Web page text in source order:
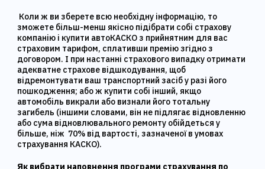
Коли ж ви зберете всю необхідну інформацію, то
зможете більш-менш якісно підібрати собі страхову
компанію і купити автоКАСКО з прийнятним для вас
страховим тарифом, сплативши премію згідно з
договором. І при настанні страхового випадку отримати
адекватне страхове відшкодування, щоб
відремонтувати ваш транспортний засіб у разі його
пошкодження; або ж купити собі інший, якщо
автомобіль викрали або визнали його тотальну
загибель (іншими словами, він не підлягає відновленню
або сума відновлювального ремонту обійдеться у
більше, ніж 70% від вартості, зазначеної в умовах
страхування КАСКО).
Як вибрати наповнення програми страхування по